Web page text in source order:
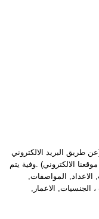
طريق البريد الالكتروني
الالكتروني) .وفية يتم
المواصفات,
، الجنسيات, الاعمار,